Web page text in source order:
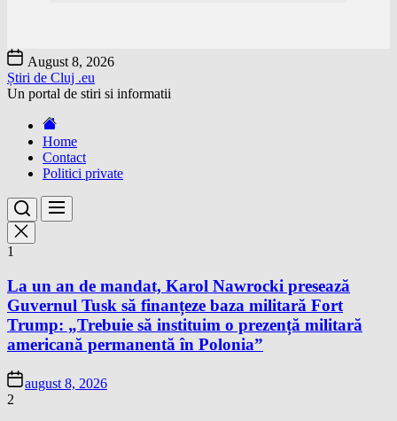
Skip
to
the
content
August 8, 2026
Știri de Cluj .eu
Un portal de stiri si informatii
Home
Contact
Politici private
1
La un an de mandat, Karol Nawrocki presează
Guvernul Tusk să finanțeze baza militară Fort
Trump: „Trebuie să instituim o prezență militară
americană permanentă în Polonia”
august 8, 2026
2